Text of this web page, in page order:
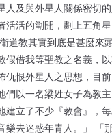
人及與外星人關係密切
活活的劏開，劃上五角
道教其實到底是甚麼來
假借我等聖教之名義，以
仇恨外星人之思想，目
們以一名梁姓女子為教
建立了不少『教會』，
樂去迷惑年青人。」 「